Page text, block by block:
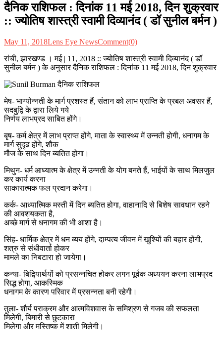
दैनिक राशिफल : दिनांक 11 मई 2018, दिन शुक्रवार
:: ज्योतिष शास्त्री स्वामी दिव्यानंद ( डॉ सुनील बर्मन )
May 11, 2018Lens Eye NewsComment(0)
रांची, झारखण्ड । मई | 11, 2018 :: ज्योतिष शास्त्री स्वामी दिव्यानंद ( डॉ
सुनील बर्मन ) के अनुसार दैनिक राशिफल : दिनांक 11 मई 2018, दिन शुक्रवार
मेष- भाग्योन्नती के मार्ग प्रशस्त हैं, संतान को लाभ प्राप्ति के प्रबल अवसर हैं,
सदबुद्वि के द्वारा लिये गये
निर्णय लाभप्रद साबित होंगे।
बृष- कर्म क्षेत्र में लाभ प्राप्त होंगे, माता के स्वास्थ्य में उन्नती होगी, धनागम के
मार्ग सुदृढ होंगे, शौक
मौज के साथ दिन ब्यतित होगा।
मिथुन- धर्म आध्यात्म के क्षेत्र में उन्नती के योग बनते हैं, भाईयों के साथ मिलजुल
कर कार्य करना
साकारात्मक फल प्रदान करेगा।
कर्क- आध्यात्मिक मस्ती में दिन ब्यतित होगा, वाहानादि से बिशेष सावधान रहने
की आवशयकता है,
अच्छे मार्ग से धनागम की भी आशा है।
सिंह- धार्मिक क्षेत्र में धन ब्यय होंगे, दाम्पत्य जीवन में खुश्यिों की बहार होंगी,
शत्रु से संधीवार्ता होकर
मामले का निबटारा हो जायेगा।
कन्या- बिद्र्यािर्थयों को प्रसन्नचित होकर लगन पूर्वक अध्ययन करना लाभप्रद
सिद्ध होगा, आकस्मिक
धनागम के कारण परिवार में प्रसन्नता बनी रहेगी।
तुला- शौर्य पराक्रम और आत्मविशवास के समिश्रण से गजब की सफलता
मिलेगी, बिमारी से छुटकारा
मिलेगा और मस्तिष्क में शाती मिलेगी।